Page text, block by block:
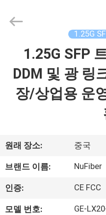
우
리
에
대
Co.,Ltd.
1.25G
1.25G SFP
DDM 및 광 링
장/상업용 운
원래 장소: 중국
브랜드 이름: NuFiber
인증: CE FCC
모델 번호: GE-